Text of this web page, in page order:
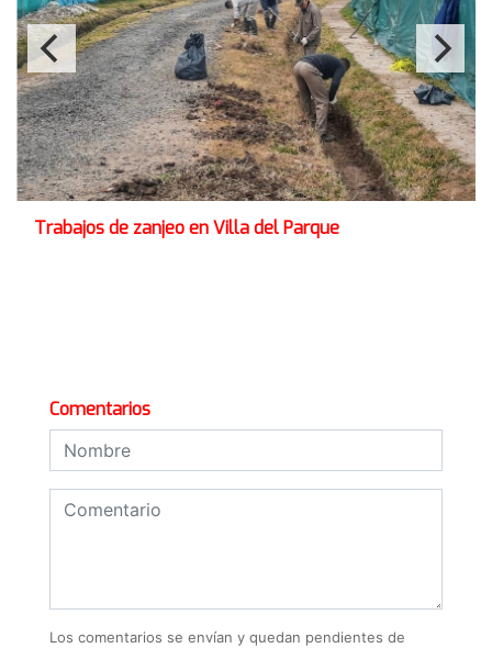
Trabajos de zanjeo en Villa del Parque
Comentarios
Los comentarios se envían y quedan pendientes de